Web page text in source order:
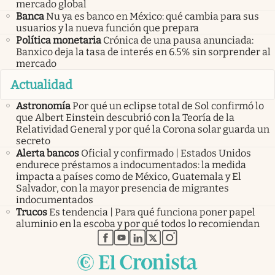
mercado global
BancaNu ya es banco en México: qué cambia para sus
usuarios y la nueva función que prepara
Política monetaria Crónica de una pausa anunciada:
Banxico deja la tasa de interés en 6.5% sin sorprender al
mercado
Actualidad
AstronomíaPor qué un eclipse total de Sol confirmó lo
que Albert Einstein descubrió con la Teoría de la
Relatividad General y por qué la Corona solar guarda un
secreto
Alerta bancos Oficial y confirmado | Estados Unidos
endurece préstamos a indocumentados: la medida
impacta a países como de México, Guatemala y El
Salvador, con la mayor presencia de migrantes
indocumentados
TrucosEs tendencia | Para qué funciona poner papel
aluminio en la escoba y por qué todos lo recomiendan
abre en nueva pestaña
abre en nueva pestaña
abre en nueva pestaña
abre en nueva pestaña
abre en nueva pestaña